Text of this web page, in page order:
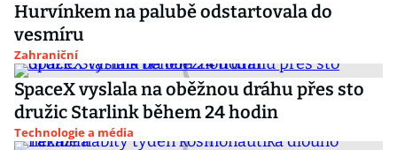
Hurvínkem na palubě odstartovala do
vesmíru
Zahraniční
SpaceX vyslala na oběžnou dráhu přes sto
družic Starlink během 24 hodin
Technologie a média